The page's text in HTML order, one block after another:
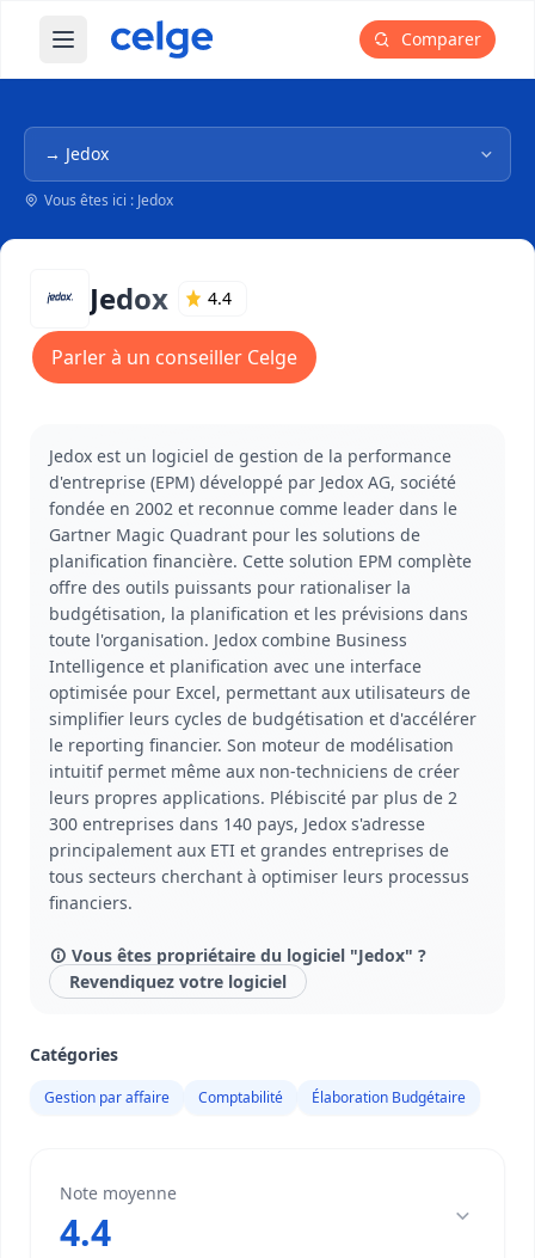
Ouvrir le menu principal Comparer
Navigation dans l'arborescence
Vous êtes ici : Jedox
Jedox 4.4
Parler à un conseiller Celge
Jedox est un logiciel de gestion de la performance
d'entreprise (EPM) développé par Jedox AG, société
fondée en 2002 et reconnue comme leader dans le
Gartner Magic Quadrant pour les solutions de
planification financière. Cette solution EPM complète
offre des outils puissants pour rationaliser la
budgétisation, la planification et les prévisions dans
toute l'organisation. Jedox combine Business
Intelligence et planification avec une interface
optimisée pour Excel, permettant aux utilisateurs de
simplifier leurs cycles de budgétisation et d'accélérer
le reporting financier. Son moteur de modélisation
intuitif permet même aux non-techniciens de créer
leurs propres applications. Plébiscité par plus de 2
300 entreprises dans 140 pays, Jedox s'adresse
principalement aux ETI et grandes entreprises de
tous secteurs cherchant à optimiser leurs processus
financiers.
Vous êtes propriétaire du logiciel "Jedox" ?
Revendiquez votre logiciel
Catégories
Gestion par affaire Comptabilité Élaboration Budgétaire
Note moyenne
4.4